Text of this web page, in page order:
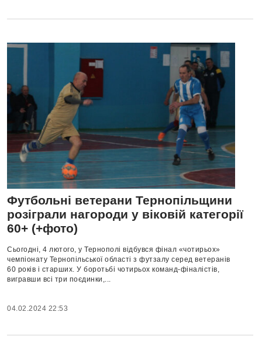
Футбольні ветерани Тернопільщини
розіграли нагороди у віковій категорії
60+ (+фото)
Сьогодні, 4 лютого, у Тернополі відбувся фінал «чотирьох»
чемпіонату Тернопільської області з футзалу серед ветеранів
60 років і старших. У боротьбі чотирьох команд-фіналістів,
вигравши всі три поєдинки,...
04.02.2024 22:53